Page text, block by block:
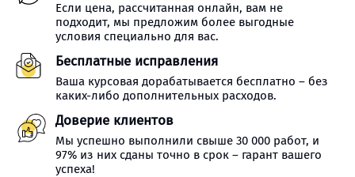
Если цена, рассчитанная онлайн, вам не
подходит, мы предложим более выгодные
условия специально для вас.
Бесплатные исправления
Ваша курсовая дорабатывается бесплатно – без
каких-либо дополнительных расходов.
Доверие клиентов
Мы успешно выполнили свыше 30 000 работ, и
97% из них сданы точно в срок – гарант вашего
успеха!